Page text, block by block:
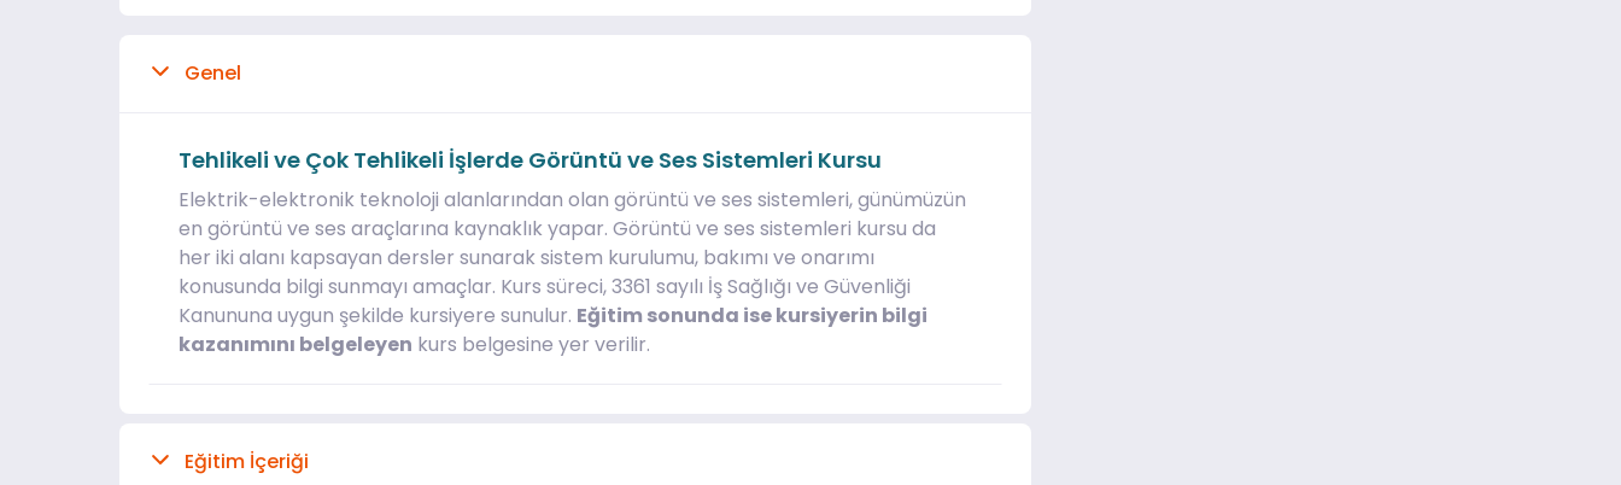
Genel
Tehlikeli ve Çok Tehlikeli İşlerde Görüntü ve Ses Sistemleri Kursu
Elektrik-elektronik teknoloji alanlarından olan görüntü ve ses sistemleri, günümüzün
en görüntü ve ses araçlarına kaynaklık yapar. Görüntü ve ses sistemleri kursu da
her iki alanı kapsayan dersler sunarak sistem kurulumu, bakımı ve onarımı
konusunda bilgi sunmayı amaçlar. Kurs süreci, 3361 sayılı İş Sağlığı ve Güvenliği
Kanununa uygun şekilde kursiyere sunulur. Eğitim sonunda ise kursiyerin bilgi
kazanımını belgeleyen kurs belgesine yer verilir.
Eğitim İçeriği